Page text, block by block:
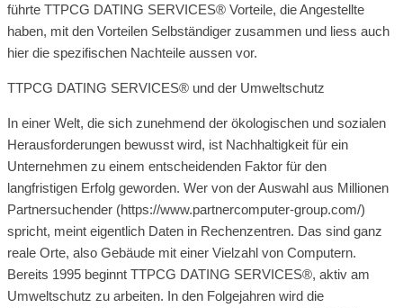
führte TTPCG DATING SERVICES® Vorteile, die Angestellte
haben, mit den Vorteilen Selbständiger zusammen und liess auch
hier die spezifischen Nachteile aussen vor.
TTPCG DATING SERVICES® und der Umweltschutz
In einer Welt, die sich zunehmend der ökologischen und sozialen
Herausforderungen bewusst wird, ist Nachhaltigkeit für ein
Unternehmen zu einem entscheidenden Faktor für den
langfristigen Erfolg geworden. Wer von der Auswahl aus Millionen
Partnersuchender (https://www.partnercomputer-group.com/)
spricht, meint eigentlich Daten in Rechenzentren. Das sind ganz
reale Orte, also Gebäude mit einer Vielzahl von Computern.
Bereits 1995 beginnt TTPCG DATING SERVICES®, aktiv am
Umweltschutz zu arbeiten. In den Folgejahren wird die